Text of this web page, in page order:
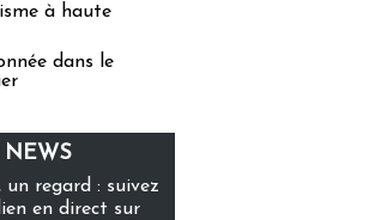
à haute
dans le
NEWS
un regard : suivez
en direct sur